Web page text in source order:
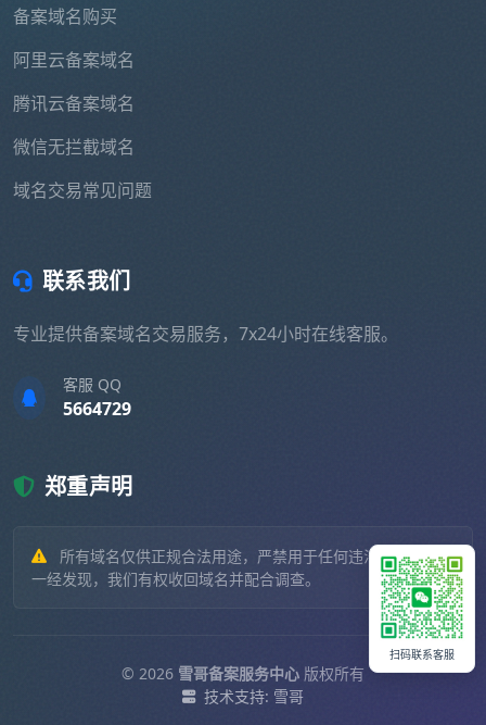
备案域名购买
阿里云备案域名
腾讯云备案域名
微信无拦截域名
域名交易常见问题
联系我们
专业提供备案域名交易服务，7x24小时在线客服。
客服 QQ
5664729
郑重声明
所有域名仅供正规合法用途，严禁用于任何违法违规业务。
一经发现，我们有权收回域名并配合调查。
© 2026 雪哥备案服务中心 版权所有
技术支持: 雪哥
扫码联系客服